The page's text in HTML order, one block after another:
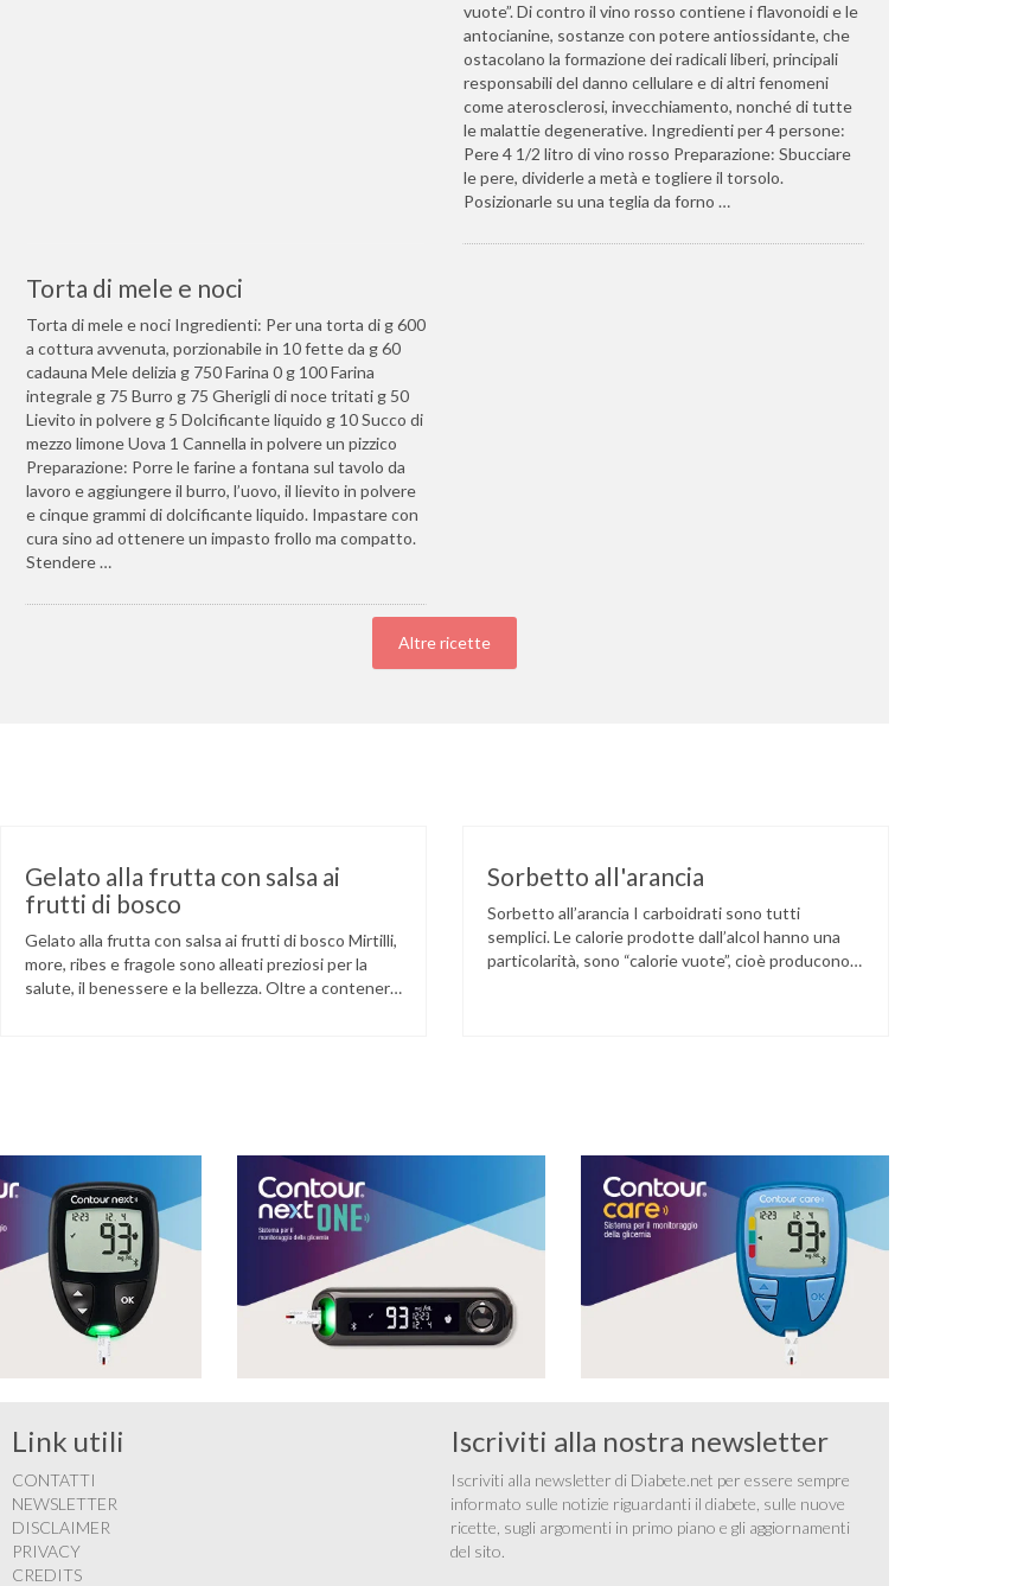
vuote”. Di contro il vino rosso contiene i flavonoidi e le
antocianine, sostanze con potere antiossidante, che
ostacolano la formazione dei radicali liberi, principali
responsabili del danno cellulare e di altri fenomeni
come aterosclerosi, invecchiamento, nonché di tutte
le malattie degenerative. Ingredienti per 4 persone:
Pere 4 1/2 litro di vino rosso Preparazione: Sbucciare
le pere, dividerle a metà e togliere il torsolo.
Posizionarle su una teglia da forno …
Torta di mele e noci
Torta di mele e noci Ingredienti: Per una torta di g 600
a cottura avvenuta, porzionabile in 10 fette da g 60
cadauna Mele delizia g 750 Farina 0 g 100 Farina
integrale g 75 Burro g 75 Gherigli di noce tritati g 50
Lievito in polvere g 5 Dolcificante liquido g 10 Succo di
mezzo limone Uova 1 Cannella in polvere un pizzico
Preparazione: Porre le farine a fontana sul tavolo da
lavoro e aggiungere il burro, l’uovo, il lievito in polvere
e cinque grammi di dolcificante liquido. Impastare con
cura sino ad ottenere un impasto frollo ma compatto.
Stendere …
Altre ricette
Gelato alla frutta con salsa ai
frutti di bosco
Gelato alla frutta con salsa ai frutti di bosco Mirtilli,
more, ribes e fragole sono alleati preziosi per la
salute, il benessere e la bellezza. Oltre a contenere
Sorbetto all'arancia
Sorbetto all’arancia I carboidrati sono tutti
semplici. Le calorie prodotte dall’alcol hanno una
particolarità, sono “calorie vuote”, cioè producono
Link utili
CONTATTI
NEWSLETTER
DISCLAIMER
PRIVACY
CREDITS
Iscriviti alla nostra newsletter
Iscriviti alla newsletter di Diabete.net per essere sempre
informato sulle notizie riguardanti il diabete, sulle nuove
ricette, sugli argomenti in primo piano e gli aggiornamenti
del sito.